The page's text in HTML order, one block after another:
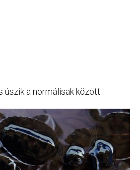
úszik a normálisak között.